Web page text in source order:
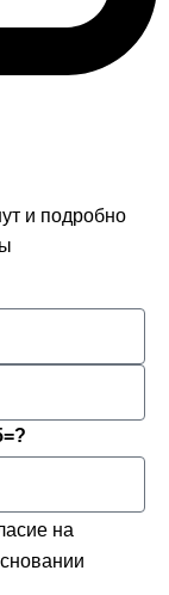
и подробно
на